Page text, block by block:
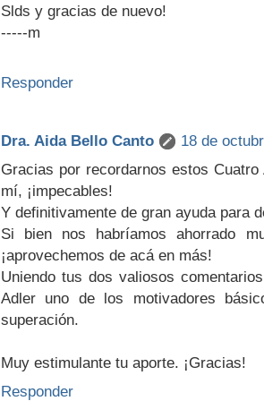
Slds y gracias de nuevo!
-----m
Responder
Dra. Aida Bello Canto
18 de
Gracias por recordarnos estos
mí, ¡impecables!
Y definitivamente de gran ayuda para
Si bien nos habríamos ahorrado
¡aprovechemos de acá en más!
Uniendo tus dos valiosos
Adler uno de los motivadores
superación.
Muy estimulante tu aporte. ¡Gracias!
Responder